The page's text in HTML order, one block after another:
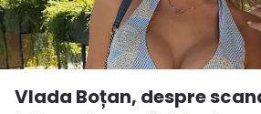
Vlada Boțan, despre